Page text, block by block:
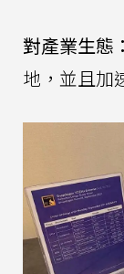
對產業生態：
地，並且加